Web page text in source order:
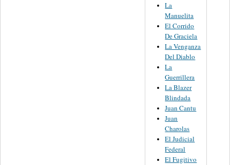
La
Manuelita
El Corrido
De Graciela
La Venganza
Del Diablo
La
Guerrillera
La Blazer
Blindada
Juan Cantu
Juan
Charolas
El Judicial
Federal
El Fugitivo